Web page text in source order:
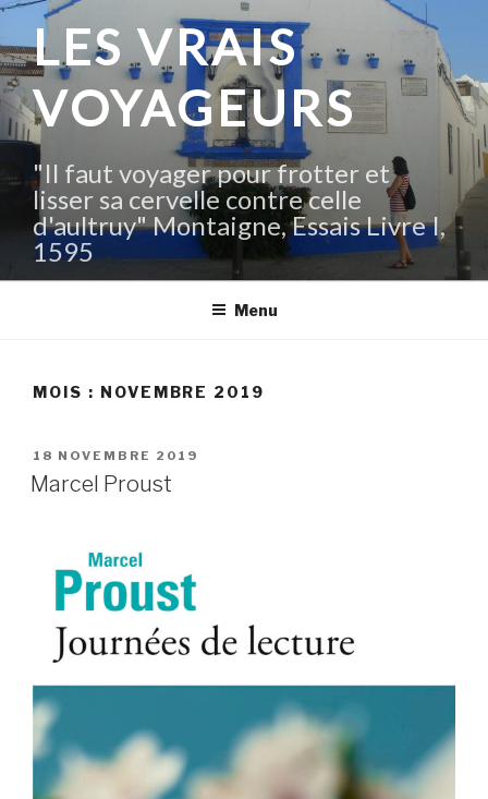
Aller
contenu
principal
LES VRAIS
VOYAGEURS
"Il faut voyager pour frotter et
lisser sa cervelle contre celle
d'aultruy" Montaigne, Essais Livre I,
1595
Menu
MOIS : NOVEMBRE 2019
PUBLIÉ
LE
18 NOVEMBRE 2019
Marcel Proust